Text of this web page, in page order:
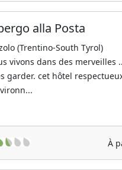
alla Posta
(Trentino-South Tyrol)
vivons dans des merveilles
garder. cet hôtel
À